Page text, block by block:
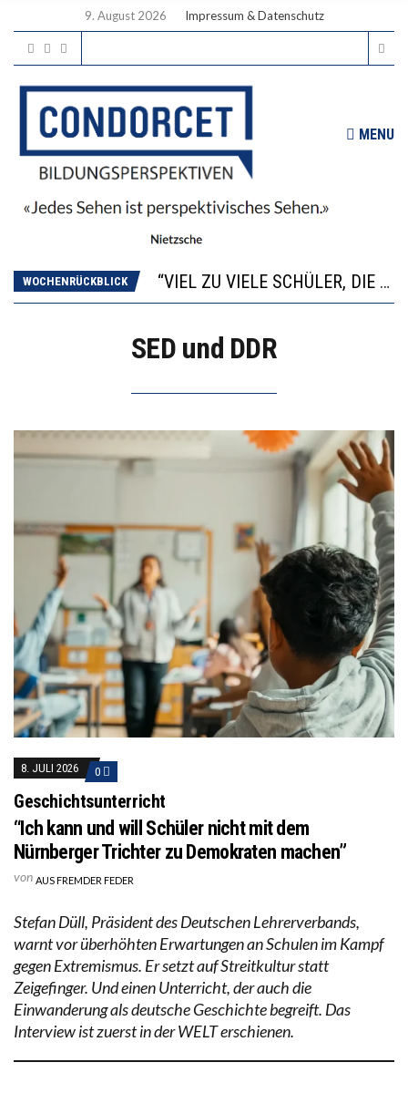
9. August 2026 Impressum & Datenschutz
MENU
WOCHENRÜCKBLICK
“VIEL ZU VIELE SCHÜLER, DIE GEMESSEN AN IHREN FÄHIGKEITEN GAR NICHT ANS GYMNASIUM GEHÖREN”
DIE GANZE HILFLOSIGKEIT DES BILDUNGSBÜRGERTUMS
SED und DDR
8. JULI 2026 0
Geschichtsunterricht
“Ich kann und will Schüler nicht mit dem
Nürnberger Trichter zu Demokraten machen”
von AUS FREMDER FEDER
Stefan Düll, Präsident des Deutschen Lehrerverbands,
warnt vor überhöhten Erwartungen an Schulen im Kampf
gegen Extremismus. Er setzt auf Streitkultur statt
Zeigefinger. Und einen Unterricht, der auch die
Einwanderung als deutsche Geschichte begreift. Das
Interview ist zuerst in der WELT erschienen.